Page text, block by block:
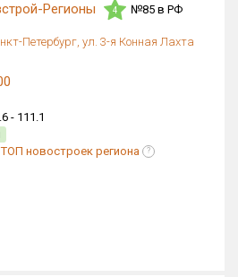
₽/м²
Регионы 4 №85 в РФ
Петербург, ул. 3-я Конная Лахта
- 111.1
новостроек региона ?